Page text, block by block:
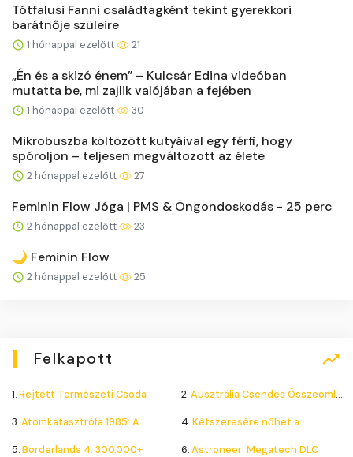
Tótfalusi Fanni családtagként tekint gyerekkori
barátnője szüleire
1 hónappal ezelőtt 21
„Én és a skizó énem” – Kulcsár Edina videóban
mutatta be, mi zajlik valójában a fejében
1 hónappal ezelőtt 30
Mikrobuszba költözött kutyáival egy férfi, hogy
spóroljon – teljesen megváltozott az élete
2 hónappal ezelőtt 27
Feminin Flow Jóga | PMS & Öngondoskodás - 25 perc
2 hónappal ezelőtt 23
🌙 Feminin Flow
2 hónappal ezelőtt 25
Felkapott
1.Rejtett Természeti Csoda 2.Ausztrália Csendes Összeomlása
3.Atomkatasztrófa 1985: A 4.Kétszeresére nőhet a
5.Borderlands 4: 300.000+ 6.Astroneer: Megatech DLC